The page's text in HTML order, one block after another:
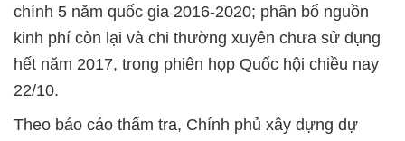
chính 5 năm quốc gia 2016-2020; phân bổ nguồn
kinh phí còn lại và chi thường xuyên chưa sử dụng
hết năm 2017, trong phiên họp Quốc hội chiều nay
22/10.
Theo báo cáo thẩm tra, Chính phủ xây dựng dự